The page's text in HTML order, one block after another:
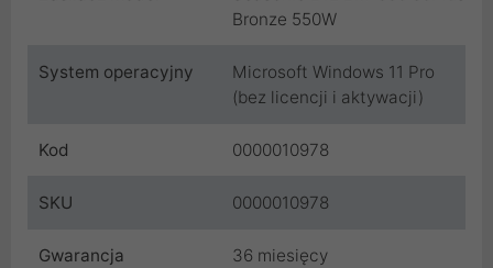
Bronze 550W
System operacyjny
Microsoft Windows 11 Pro
(bez licencji i aktywacji)
Kod 0000010978
SKU 0000010978
Gwarancja
36 miesięcy